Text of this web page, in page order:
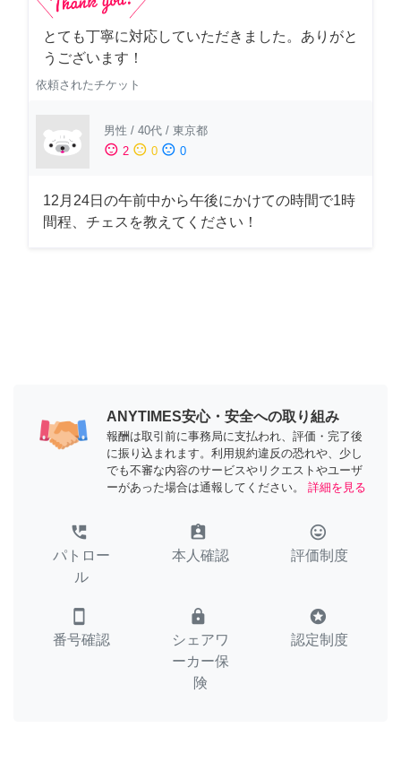
とても丁寧に対応していただきました。ありがと
うございます！
依頼されたチケット
男性 / 40代 / 東京都
sentiment_satisfied 2 sentiment_neutral 0 sentiment_dissatisfied 0
12月24日の午前中から午後にかけての時間で1時
間程、チェスを教えてください！
ANYTIMES安心・安全への取り組み
報酬は取引前に事務局に支払われ、評価・完了後
に振り込まれます。利用規約違反の恐れや、少し
でも不審な内容のサービスやリクエストやユーザ
ーがあった場合は通報してください。
詳細を見る
perm_phone_msg
パトロー
ル
assignment_ind
本人確認
tag_faces
評価制度
smartphone
番号確認
lock
シェアワ
ーカー保
険
stars
認定制度